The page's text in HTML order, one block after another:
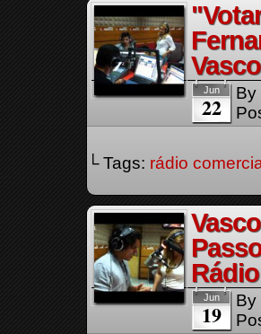
Jun
22
By
└ Tags: rádio
Jun
19
By